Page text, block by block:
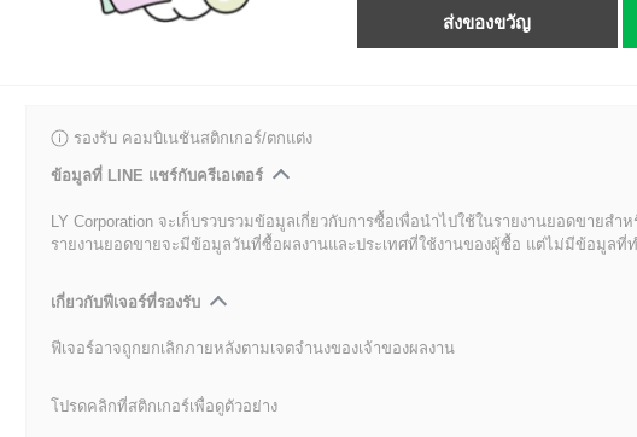
ส่งของขวัญ
รองรับ คอมบิเนชันสติกเกอร์/ตกแต่ง
ข้อมูลที่ LINE แชร์กับครีเอเตอร์
LY Corporation จะเก็บรวบรวมข้อมูลเกี่ยวกับการซื้อเพื่อนำไปใช้ในรายงานยอดขายสำห
รายงานยอดขายจะมีข้อมูลวันที่ซื้อผลงานและประเทศที่ใช้งานของผู้ซื้อ แต่ไม่มีข้อมูลที่
เกี่ยวกับฟีเจอร์ที่รองรับ
ฟีเจอร์อาจถูกยกเลิกภายหลังตามเจตจำนงของเจ้าของผลงาน
โปรดคลิกที่สติกเกอร์เพื่อดูตัวอย่าง